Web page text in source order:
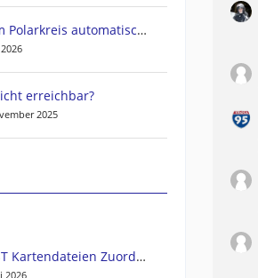
Navi geht am Polarkreis automatisch in Nachtmodus
erreichbar?
2025
GPSMap 66ST Kartendateien Zuordnen
2026